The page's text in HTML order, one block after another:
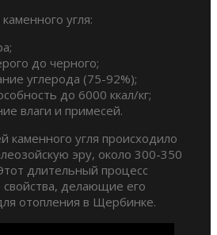
угля:
до черного;
углерода (75-92%);
до 6000 ккал/кг;
влаги и примесей.
каменного угля происходило
эру, около 300-350
длительный процесс
делающие его
отопления в Щербинке.